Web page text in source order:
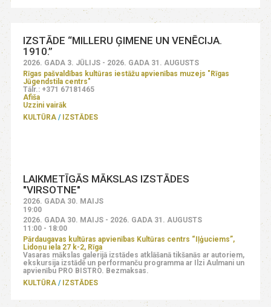
IZSTĀDE “MILLERU ĢIMENE UN VENĒCIJA.
1910.”
2026. GADA 3. JŪLIJS - 2026. GADA 31. AUGUSTS
Rīgas pašvaldības kultūras iestāžu apvienības muzejs "Rīgas
Jūgendstila centrs"
Tālr.: +371 67181465
Afiša
Uzzini vairāk
KULTŪRA
IZSTĀDES
LAIKMETĪGĀS MĀKSLAS IZSTĀDES
"VIRSOTNE"
2026. GADA 30. MAIJS
19:00
2026. GADA 30. MAIJS - 2026. GADA 31. AUGUSTS
11:00 - 18:00
Pārdaugavas kultūras apvienības Kultūras centrs “Iļģuciems”,
Lidoņu iela 27 k-2, Rīga
Vasaras mākslas galerijā izstādes atklāšanā tikšanās ar autoriem,
ekskursija izstādē un performanču programma ar Ilzi Aulmani un
apvienību PRO BISTRO. Bezmaksas.
KULTŪRA
IZSTĀDES